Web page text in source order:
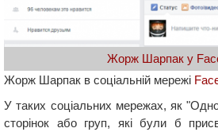
Жорж Шарпак у
Жорж Шарпак в соціальній мережі
У таких соціальних мережах, як
сторінок або груп, які були б